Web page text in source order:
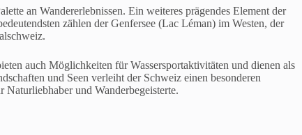
an Wandererlebnissen. Ein weiteres prägendes Element der
zählen der Genfersee (Lac Léman) im Westen, der
auch Möglichkeiten für Wassersportaktivitäten und dienen als
und Seen verleiht der Schweiz einen besonderen
und Wanderbegeisterte.